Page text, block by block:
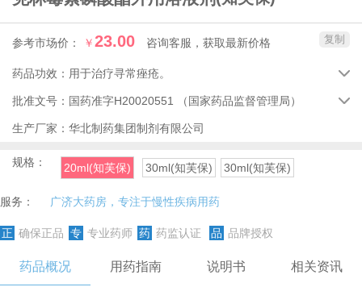
参考市场价： ￥23.00 咨询客服，获取最新价格 复制
药品功效： 用于治疗寻常痤疮。 
批准文号： 国药准字H20020551 （国家药品监督管理局） 
生产厂家： 华北制药集团制剂有限公司
规格： 20ml(知芙保) 30ml(知芙保) 30ml(知芙保)
服务： 广济大药房，专注于慢性疾病用药
正 确保正品 专 专业药师 药 药监认证 品 品牌授权
药品概况 用药指南 说明书 相关资讯